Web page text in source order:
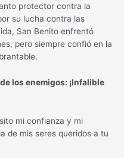
protector contra la
su lucha contra las
San Benito enfrentó
pero siempre confió en la
los enemigos: ¡Infalible
mi confianza y mi
de mis seres queridos a tu